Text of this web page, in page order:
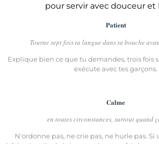
pour servir avec douceur et
Patient
Tourne sept fois ta langue dans ta bouche
Explique bien ce que tu demandes, trois fois
exécute avec tes garçons.
Calme
en toutes circonstances, surtout quand
N'ordonne pas, ne crie pas, ne hurle pas.